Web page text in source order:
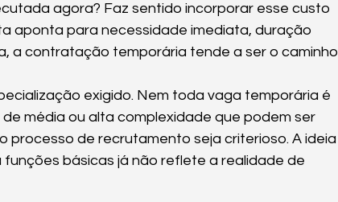
agora? Faz sentido incorporar esse custo
aponta para necessidade imediata, duração
a contratação temporária tende a ser o caminho
exigido. Nem toda vaga temporária é
média ou alta complexidade que podem ser
processo de recrutamento seja criterioso. A ideia
básicas já não reflete a realidade de